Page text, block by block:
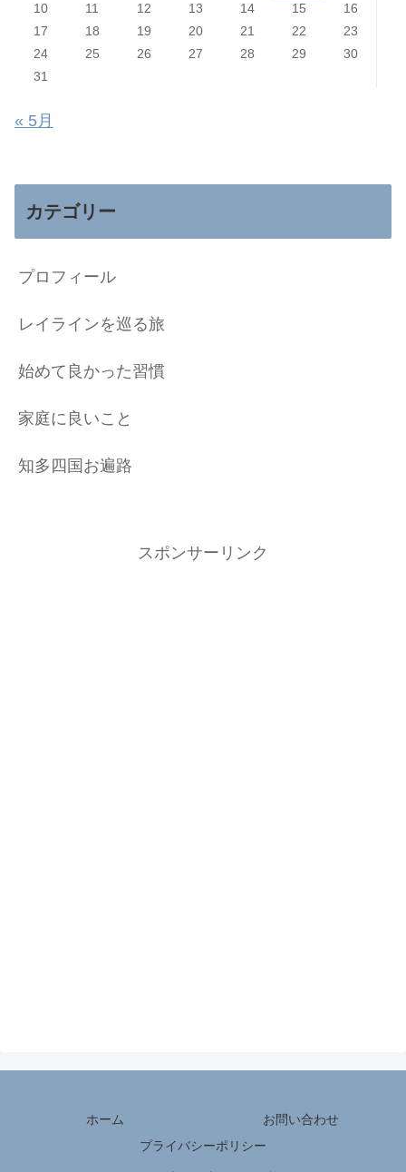
10
11 12 13 14 15
16
17
18 19 20 21 22
23
24
25 26 27 28 29
30
31
« 5月
カテゴリー
プロフィール
レイラインを巡る旅
始めて良かった習慣
家庭に良いこと
知多四国お遍路
スポンサーリンク
ホーム
お問い合わせ
プライバシーポリシー